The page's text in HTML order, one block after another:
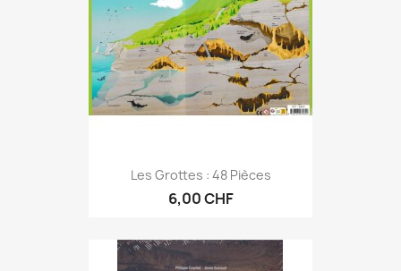
Les Grottes : 48 Pièces
6,00 CHF